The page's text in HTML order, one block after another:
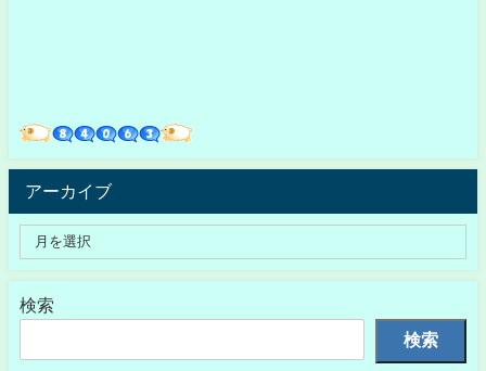
アーカイブ
検索
検索